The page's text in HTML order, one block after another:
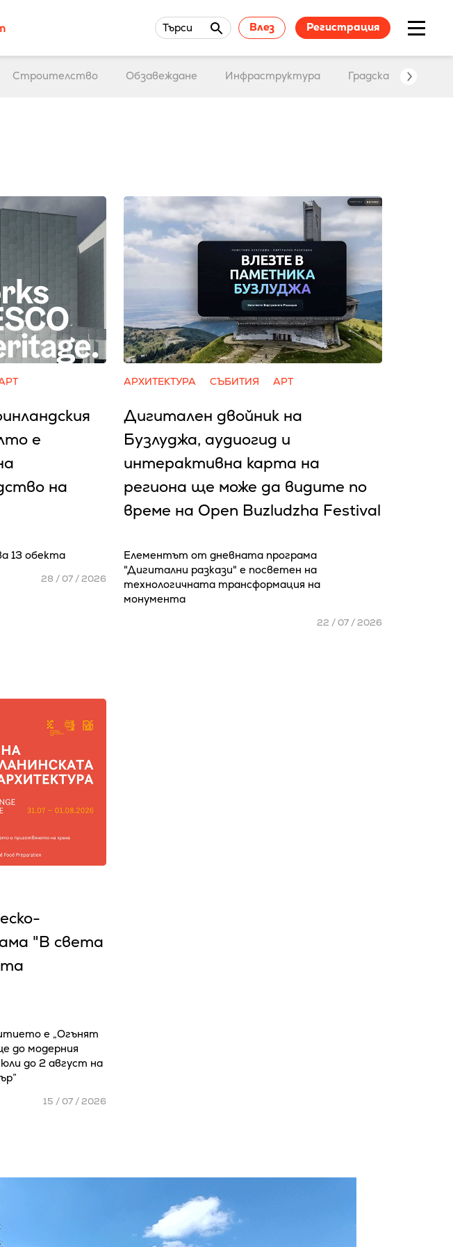
Търси Влез Регистрация
Строителство Обзавеждане Инфраструктура Градска среда
е
на
13 обекта
28 / 07 / 2026
АРХИТЕКТУРА СЪБИТИЯ АРТ
Дигитален двойник на
Бузлуджа, аудиогид и
интерактивна карта на
региона ще може да видите по
време на Open Buzludzha Festival
Елементът от дневната програма
"Дигитални разкази" е посветен на
технологичната трансформация на
монумента
22 / 07 / 2026
"В света
е „Огънят
до модерния
до 2 август на
15 / 07 / 2026